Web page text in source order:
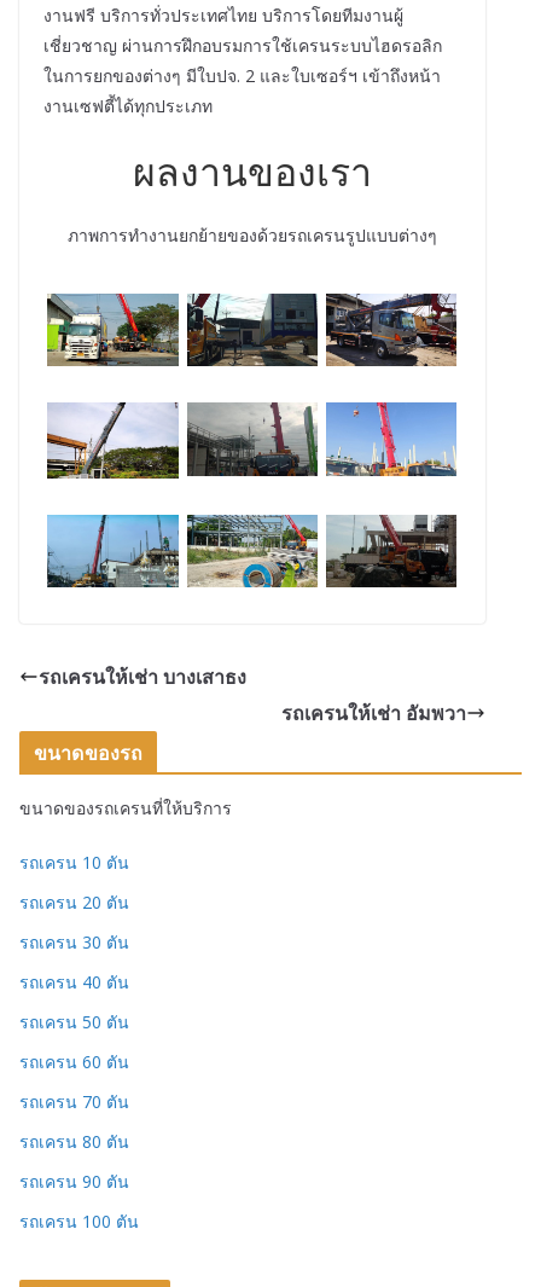
งานฟรี บริการทั่วประเทศไทย บริการโดยทีมงานผู้
เชี่ยวชาญ ผ่านการฝึกอบรมการใช้เครนระบบไฮดรอลิก
ในการยกของต่างๆ มีใบปจ. 2 และใบเซอร์ฯ เข้าถึงหน้า
งานเซฟตี้ได้ทุกประเภท
ผลงานของเรา
ภาพการทำงานยกย้ายของด้วยรถเครนรูปแบบต่างๆ
รถเครนให้เช่า บางเสาธง
รถเครนให้เช่า อัมพวา
ขนาดของรถ
ขนาดของรถเครนที่ให้บริการ
รถเครน 10 ตัน
รถเครน 20 ตัน
รถเครน 30 ตัน
รถเครน 40 ตัน
รถเครน 50 ตัน
รถเครน 60 ตัน
รถเครน 70 ตัน
รถเครน 80 ตัน
รถเครน 90 ตัน
รถเครน 100 ตัน